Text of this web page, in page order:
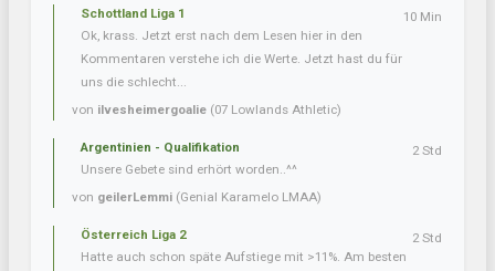
Schottland Liga 1
Ok, krass. Jetzt erst nach dem Lesen hier in den
Kommentaren verstehe ich die Werte. Jetzt hast du für
uns die schlecht...
von ilvesheimergoalie (07 Lowlands Athletic)
10 Min
Argentinien - Qualifikation
Unsere Gebete sind erhört worden..^^
von geilerLemmi (Genial Karamelo LMAA)
2 Std
Österreich Liga 2
Hatte auch schon späte Aufstiege mit >11%. Am besten
2 Std